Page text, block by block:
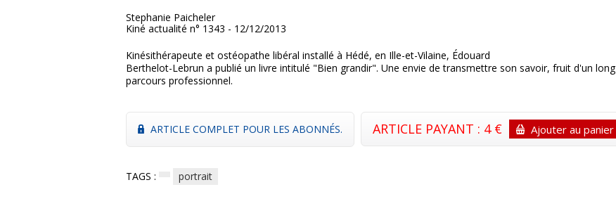
Stephanie Paicheler
Kiné actualité n° 1343 - 12/12/2013
Kinésithérapeute et ostéopathe libéral installé à Hédé, en Ille-et-Vilaine, Édouard
Berthelot-Lebrun a publié un livre intitulé "Bien grandir". Une envie de transmettre son savoir, fruit d'un long
parcours professionnel.
ARTICLE COMPLET POUR LES ABONNÉS. ARTICLE PAYANT : 4 € Ajouter au panier
TAGS : portrait